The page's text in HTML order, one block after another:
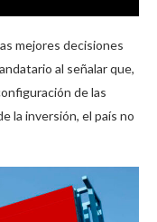
mejores decisiones
al señalar que,
de las
la inversión, el país no